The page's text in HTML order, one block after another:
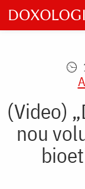
Skip
to
main
(Video)
nou